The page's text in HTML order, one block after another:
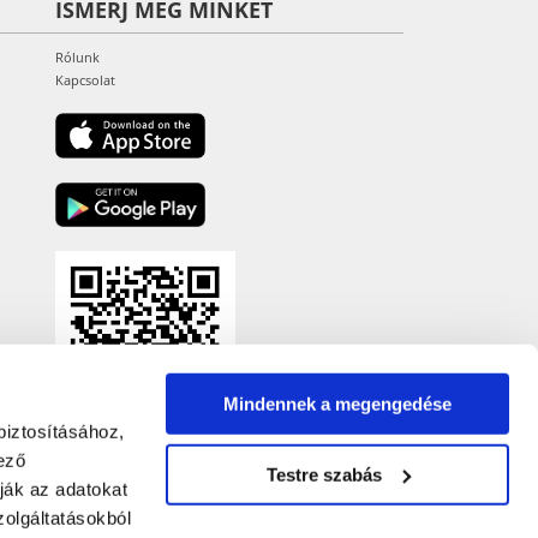
az adatokat
Mindennek a megengedése
Testre szabás
ISMERJ MEG MINKET
Rólunk
Kapcsolat